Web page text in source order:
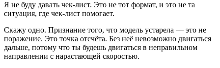
Я не буду давать чек-лист. Это не тот формат, и это не та
ситуация, где чек-лист помогает.
Скажу одно. Признание того, что модель устарела — это не
поражение. Это точка отсчёта. Без неё невозможно двигаться
дальше, потому что ты будешь двигаться в неправильном
направлении с нарастающей скоростью.